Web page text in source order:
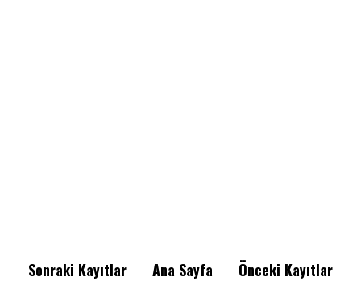
Sonraki Kayıtlar Önceki Kayıtlar
Ana Sayfa